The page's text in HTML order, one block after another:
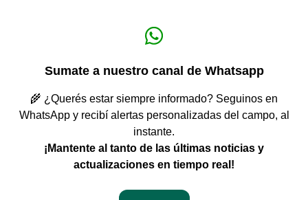
Sumate a nuestro canal de Whatsapp
🌾 ¿Querés estar siempre informado? Seguinos en
WhatsApp y recibí alertas personalizadas del campo, al
instante.
¡Mantente al tanto de las últimas noticias y
actualizaciones en tiempo real!